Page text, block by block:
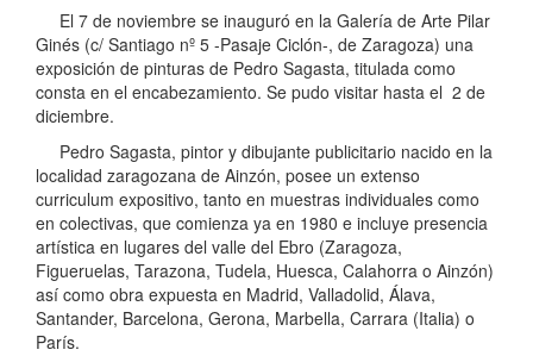
El 7 de noviembre se inauguró en la Galería de Arte Pilar
Ginés (c/ Santiago nº 5 -Pasaje Ciclón-, de Zaragoza) una
exposición de pinturas de Pedro Sagasta, titulada como
consta en el encabezamiento. Se pudo visitar hasta el 2 de
diciembre.
Pedro Sagasta, pintor y dibujante publicitario nacido en la
localidad zaragozana de Ainzón, posee un extenso
curriculum expositivo, tanto en muestras individuales como
en colectivas, que comienza ya en 1980 e incluye presencia
artística en lugares del valle del Ebro (Zaragoza,
Figueruelas, Tarazona, Tudela, Huesca, Calahorra o Ainzón)
así como obra expuesta en Madrid, Valladolid, Álava,
Santander, Barcelona, Gerona, Marbella, Carrara (Italia) o
París.